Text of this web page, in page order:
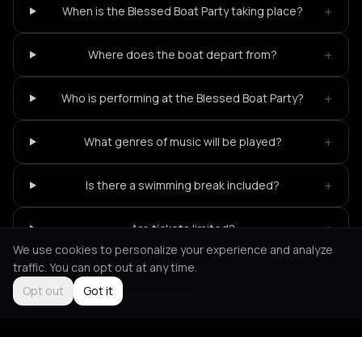
When is the Blessed Boat Party taking place? +
Where does the boat depart from? +
Who is performing at the Blessed Boat Party? +
What genres of music will be played? +
Is there a swimming break included? +
Are tickets limited? +
Not feeling it? All events in Corfu
We use cookies to personalize your experience and analyze
traffic. You can opt out at any time.
Opt out
Got it